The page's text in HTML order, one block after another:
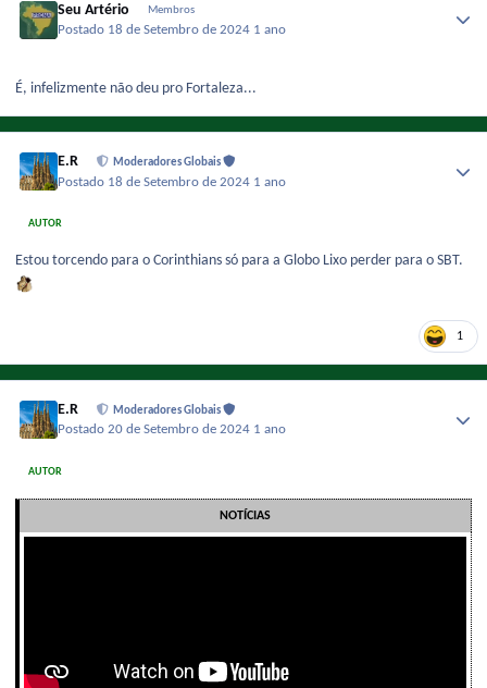
Seu Artério Membros
Postado 18 de Setembro de 2024 1 ano
É, infelizmente não deu pro Fortaleza...
E.R Moderadores Globais
Postado 18 de Setembro de 2024 1 ano
AUTOR
Estou torcendo para o Corinthians só para a Globo Lixo perder para o SBT.
1
E.R Moderadores Globais
Postado20 de Setembro de 2024 1 ano
AUTOR
NOTÍCIAS